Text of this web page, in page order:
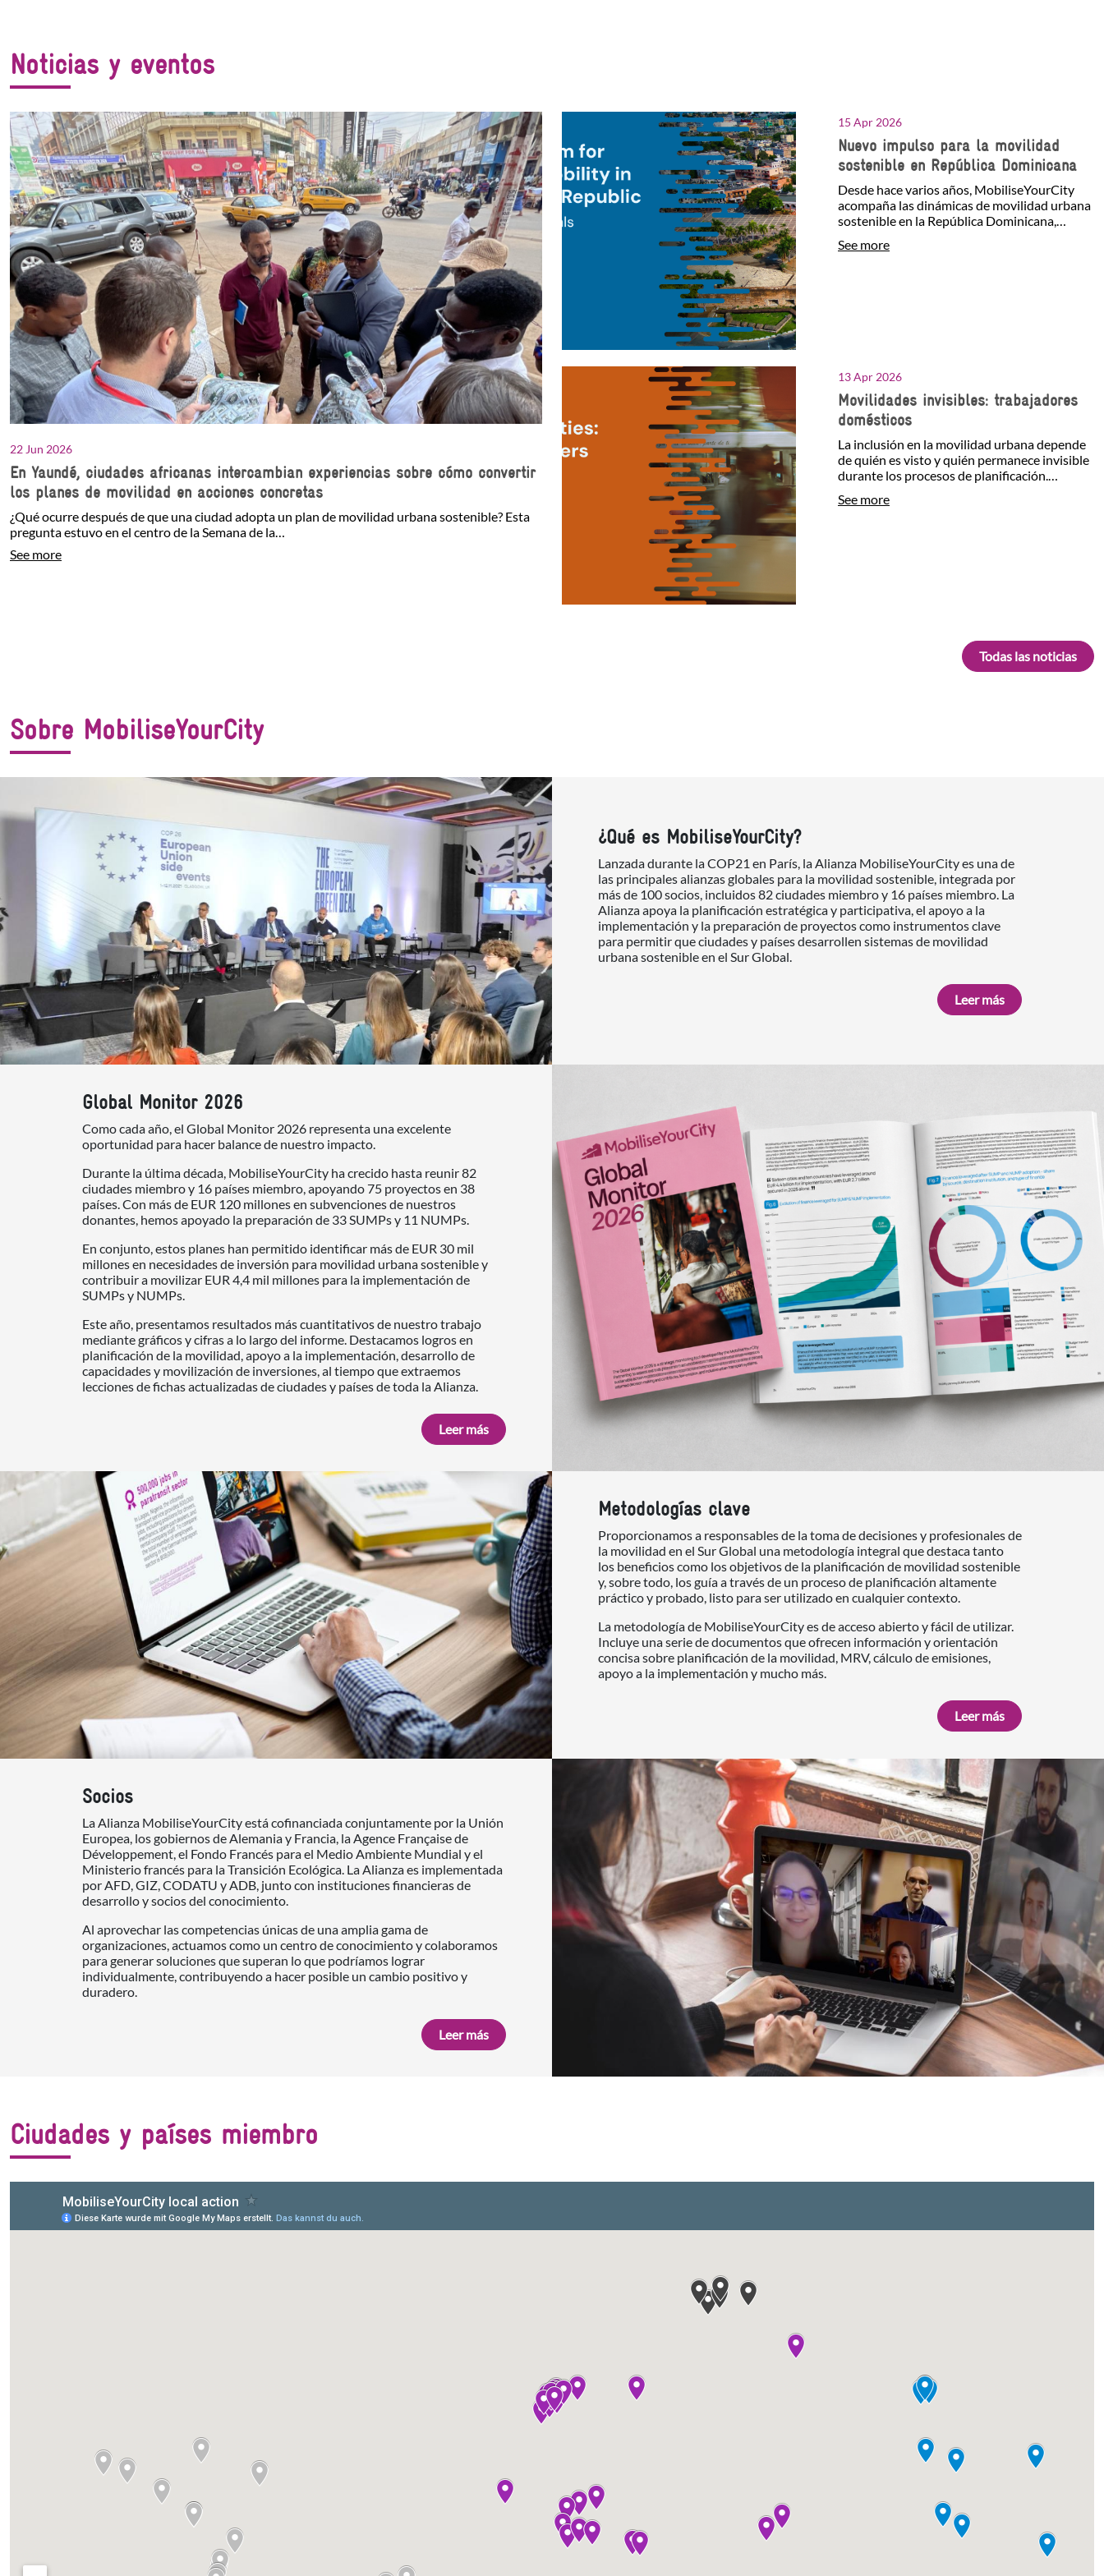
Noticias y eventos
22 Jun 2026
En Yaundé, ciudades africanas intercambian experiencias sobre cómo convertir
los planes de movilidad en acciones concretas
¿Qué ocurre después de que una ciudad adopta un plan de movilidad urbana sostenible? Esta
pregunta estuvo en el centro de la Semana de la…
See more
15 Apr 2026
Nuevo impulso para la movilidad
sostenible en República Dominicana
Desde hace varios años, MobiliseYourCity
acompaña las dinámicas de movilidad urbana
sostenible en la República Dominicana,
See more
13 Apr 2026
Movilidades invisibles: trabajadores
domésticos
La inclusión en la movilidad urbana depende
de quién es visto y quién permanece invisible
durante los procesos de planificación.
See more
Todas las noticias
Sobre MobiliseYourCity
¿Qué es MobiliseYourCity?
Lanzada durante la COP21 en París, la Alianza MobiliseYourCity es una de
las principales alianzas globales para la movilidad sostenible, integrada por
más de 100 socios, incluidos 82 ciudades miembro y 16 países miembro. La
Alianza apoya la planificación estratégica y participativa, el apoyo a la
implementación y la preparación de proyectos como instrumentos clave
para permitir que ciudades y países desarrollen sistemas de movilidad
urbana sostenible en el Sur Global.
Leer más
Global Monitor 2026
Como cada año, el Global Monitor 2026 representa una excelente
oportunidad para hacer balance de nuestro impacto.
Durante la última década, MobiliseYourCity ha crecido hasta reunir 82
ciudades miembro y 16 países miembro, apoyando 75 proyectos en 38
países. Con más de EUR 120 millones en subvenciones de nuestros
donantes, hemos apoyado la preparación de 33 SUMPs y 11 NUMPs.
En conjunto, estos planes han permitido identificar más de EUR 30 mil
millones en necesidades de inversión para movilidad urbana sostenible y
contribuir a movilizar EUR 4,4 mil millones para la implementación de
SUMPs y NUMPs.
Este año, presentamos resultados más cuantitativos de nuestro trabajo
mediante gráficos y cifras a lo largo del informe. Destacamos logros en
planificación de la movilidad, apoyo a la implementación, desarrollo de
capacidades y movilización de inversiones, al tiempo que extraemos
lecciones de fichas actualizadas de ciudades y países de toda la Alianza.
Leer más
Metodologías clave
Proporcionamos a responsables de la toma de decisiones y profesionales de
la movilidad en el Sur Global una metodología integral que destaca tanto
los beneficios como los objetivos de la planificación de movilidad sostenible
y, sobre todo, los guía a través de un proceso de planificación altamente
práctico y probado, listo para ser utilizado en cualquier contexto.
La metodología de MobiliseYourCity es de acceso abierto y fácil de utilizar.
Incluye una serie de documentos que ofrecen información y orientación
concisa sobre planificación de la movilidad, MRV, cálculo de emisiones,
apoyo a la implementación y mucho más.
Leer más
Socios
La Alianza MobiliseYourCity está cofinanciada conjuntamente por la Unión
Europea, los gobiernos de Alemania y Francia, la Agence Française de
Développement, el Fondo Francés para el Medio Ambiente Mundial y el
Ministerio francés para la Transición Ecológica. La Alianza es implementada
por AFD, GIZ, CODATU y ADB, junto con instituciones financieras de
desarrollo y socios del conocimiento.
Al aprovechar las competencias únicas de una amplia gama de
organizaciones, actuamos como un centro de conocimiento y colaboramos
para generar soluciones que superan lo que podríamos lograr
individualmente, contribuyendo a hacer posible un cambio positivo y
duradero.
Leer más
Ciudades y países miembro